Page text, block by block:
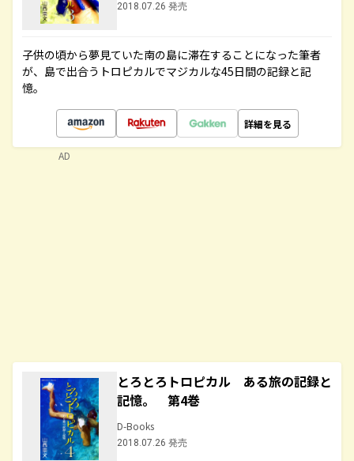
2018.07.26 発売
子供の頃から夢見ていた南の島に滞在することになった筆者
が、島で出合うトロピカルでマジカルな45日間の記録と記
憶。
詳細を見る
とろとろトロピカル ある旅の記録と
記憶。 第4巻
D-Books
2018.07.26 発売
AD